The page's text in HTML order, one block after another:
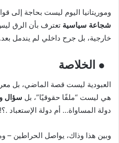
وموريتانيا اليوم ليست بحاجة إلى
شجاعة سياسية تعترف بأن الرق
خارجية، بل جرح داخلي لم يندمل بعد.
● الخلاصة
العبودية ليست قصة الماضي، بل
هي ليست “ملفًا حقوقيًا”، بل سؤال
دولة المساواة… أم دولة الإستعباد .؟!
وبين هذا وذاك، يواصل الحراطين –